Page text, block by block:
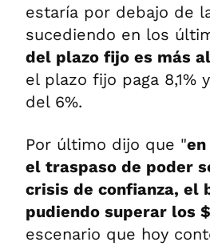
estaría por debajo de
sucediendo en los
del plazo fijo es más
el plazo fijo paga
del 6%.
Por último dijo que "
el traspaso de poder
crisis de confianza, el
pudiendo superar los
escenario que hoy